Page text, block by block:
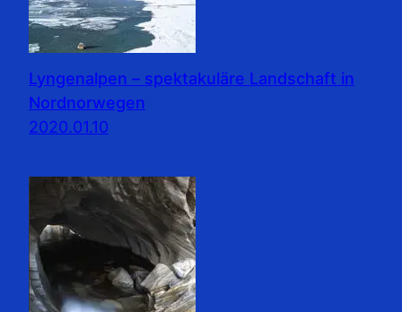
Lyngenalpen – spektakuläre Landschaft in
Nordnorwegen
2020.01.10